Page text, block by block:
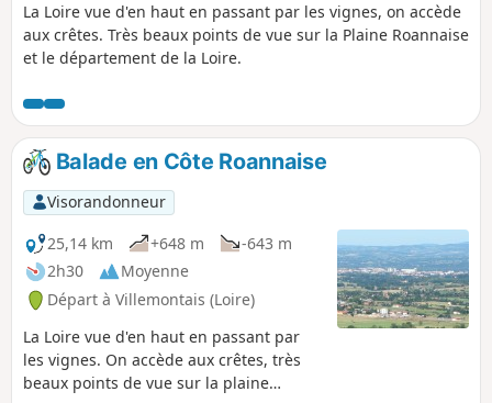
La Loire vue d'en haut en passant par les vignes, on accède
aux crêtes. Très beaux points de vue sur la Plaine Roannaise
et le département de la Loire.
Balade en Côte Roannaise
Visorandonneur
25,14 km
+648 m
-643 m
2h30
Moyenne
Départ à Villemontais (Loire)
La Loire vue d'en haut en passant par
les vignes. On accède aux crêtes, très
beaux points de vue sur la plaine